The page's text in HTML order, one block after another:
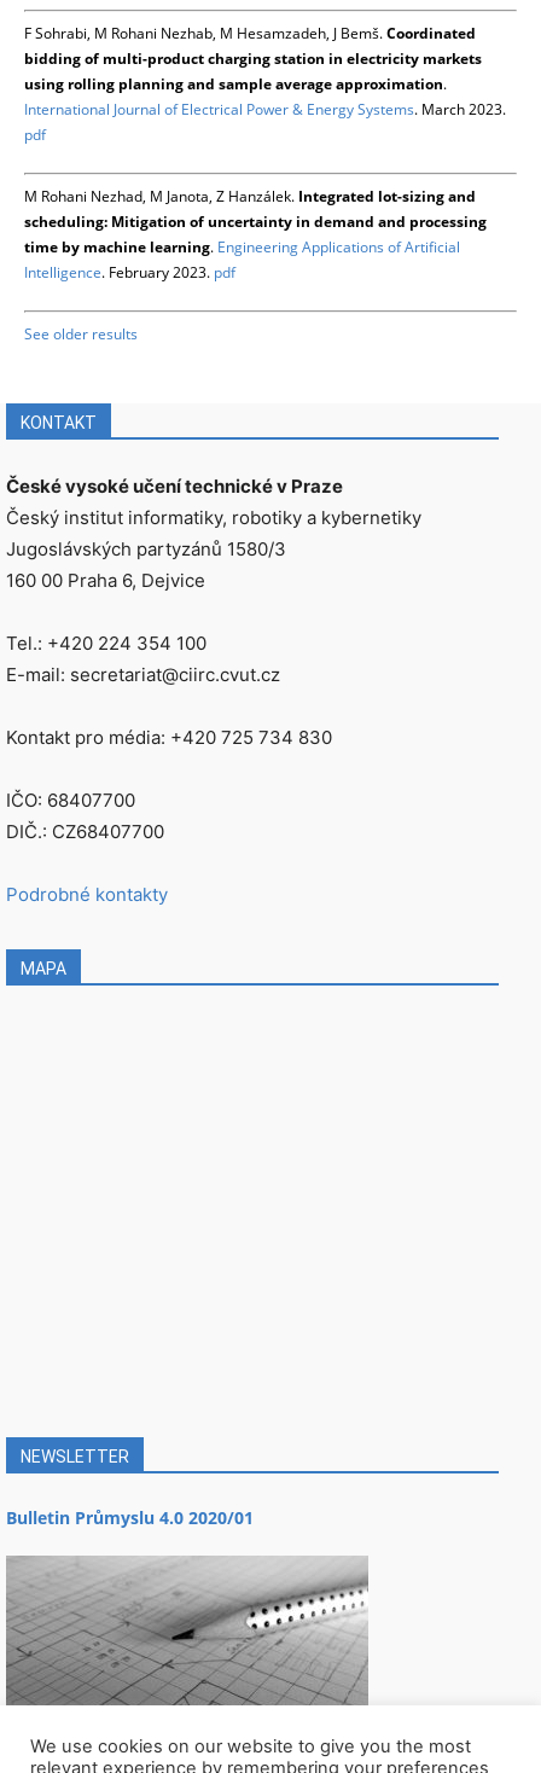
F Sohrabi, M Rohani Nezhab, M Hesamzadeh, J Bemš.Coordinated
bidding of multi-product charging station in electricity markets
using rolling planning and sample average approximation.
International Journal of Electrical Power & Energy Systems. March 2023.
pdf
M Rohani Nezhad, M Janota, Z Hanzálek. Integrated lot-sizing and
scheduling: Mitigation of uncertainty in demand and processing
time by machine learning. Engineering Applications of Artificial
Intelligence. February 2023. pdf
See older results
KONTAKT
České vysoké učení technické v Praze
Český institut informatiky, robotiky a kybernetiky
Jugoslávských partyzánů 1580/3
160 00 Praha 6, Dejvice
Tel.: +420 224 354 100
E-mail: secretariat@ciirc.cvut.cz
Kontakt pro média: +420 725 734 830
IČO: 68407700
DIČ.: CZ68407700
Podrobné kontakty
MAPA
NEWSLETTER
Bulletin Průmyslu 4.0 2020/01
We use cookies on our website to give you the most
relevant experience by remembering your preferences